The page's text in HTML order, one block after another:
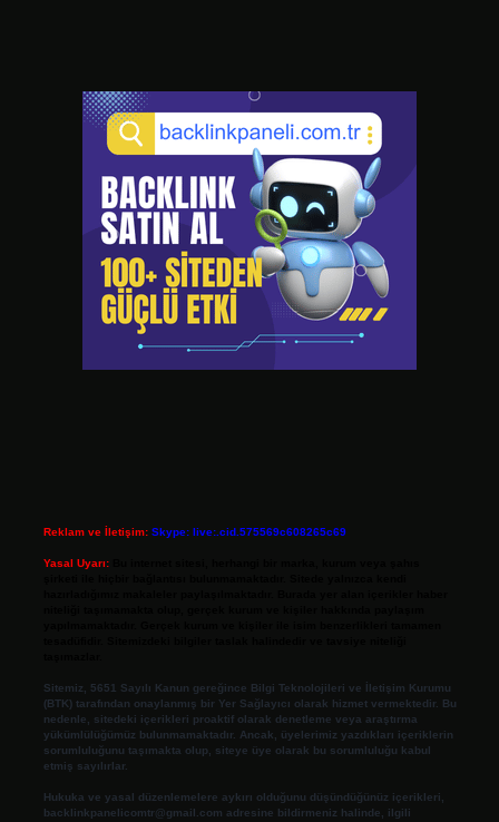
Reklam ve İletişim: Skype: live:.cid.575569c608265c69
Yasal Uyarı:
Sitemiz, 5651 Sayılı Kanun gereğince Bilgi Teknolojileri ve İletişim Kurumu
(BTK) tarafından onaylanmış bir Yer Sağlayıcı olarak hizmet vermektedir. Bu
nedenle, sitedeki içerikleri proaktif olarak denetleme veya araştırma
yükümlülüğümüz bulunmamaktadır. Ancak, üyelerimiz yazdıkları içeriklerin
sorumluluğunu taşımakta olup, siteye üye olarak bu sorumluluğu kabul
etmiş sayılırlar.
Hukuka ve yasal düzenlemelere aykırı olduğunu düşündüğünüz içerikleri,
backlinkpanelicomtr@gmail.com adresine bildirmeniz halinde, ilgili